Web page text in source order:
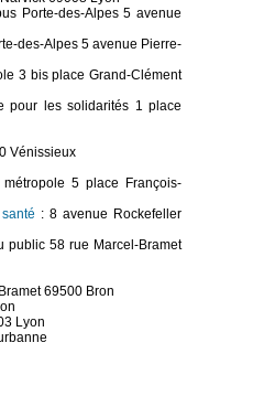
Porte-des-Alpes 5 avenue
des-Alpes 5 avenue Pierre-
3 bis place Grand-Clément
pour les solidarités 1 place
Vénissieux
5 place François-
: 8 avenue Rockefeller
public 58 rue Marcel-Bramet
69500 Bron
Lyon